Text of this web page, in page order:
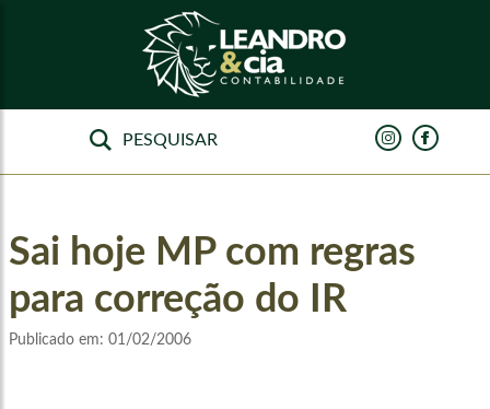
Sai hoje MP com regras
para correção do IR
Publicado em: 01/02/2006